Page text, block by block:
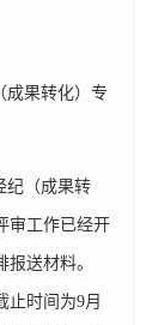
成果转化）专
纪（成果转
审工作已经开
送材料。
止时间为9月